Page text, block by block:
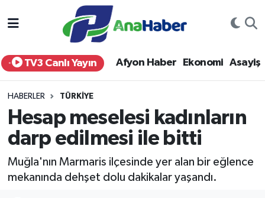
TV3 Canlı Yayın Afyon Haber Ekonomi Asayiş
HABERLER TÜRKIYE
Hesap meselesi kadınların
darp edilmesi ile bitti
Muğla'nın Marmaris ilçesinde yer alan bir eğlence
mekanında dehşet dolu dakikalar yaşandı.
Yurt Haber
Afyon Haber
Siyaset
Spor
Afyonkarahisar Nöbetçi Eczaneler
Afyonkarahisar Hava Durumu
Afyonkarahisar Trafik Yoğunluk Haritası
Süper Lig Puan Durumu ve Fikstür